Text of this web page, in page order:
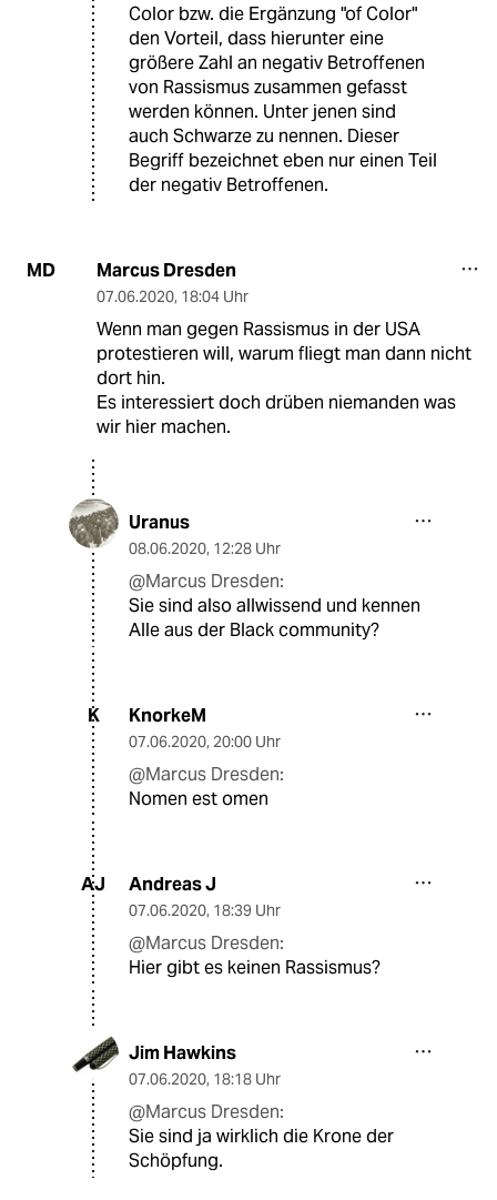
Color bzw. die Ergänzung "of Color"
den Vorteil, dass hierunter eine
größere Zahl an negativ Betroffenen
von Rassismus zusammen gefasst
werden können. Unter jenen sind
auch Schwarze zu nennen. Dieser
Begriff bezeichnet eben nur einen Teil
der negativ Betroffenen.
MD Marcus Dresden
07.06.2020, 18:04 Uhr
Wenn man gegen Rassismus in der USA
protestieren will, warum fliegt man dann nicht
dort hin.
Es interessiert doch drüben niemanden was
wir hier machen.
Uranus
08.06.2020, 12:28 Uhr
@Marcus Dresden:
Sie sind also allwissend und kennen
Alle aus der Black community?
K KnorkeM
07.06.2020, 20:00 Uhr
@Marcus Dresden:
Nomen est omen
AJ Andreas J
07.06.2020, 18:39 Uhr
@Marcus Dresden:
Hier gibt es keinen Rassismus?
Jim Hawkins
07.06.2020, 18:18 Uhr
@Marcus Dresden:
Sie sind ja wirklich die Krone der
Schöpfung.